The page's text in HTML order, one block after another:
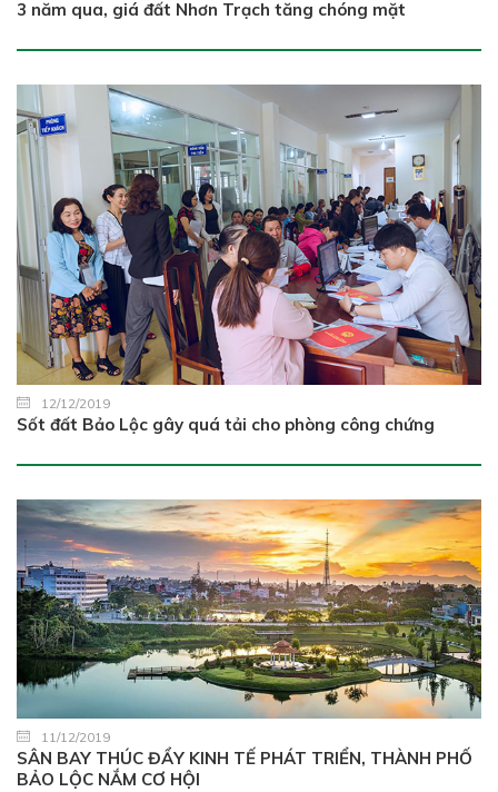
3 năm qua, giá đất Nhơn Trạch tăng chóng mặt
12/12/2019
Sốt đất Bảo Lộc gây quá tải cho phòng công chứng
11/12/2019
SÂN BAY THÚC ĐẨY KINH TẾ PHÁT TRIỂN, THÀNH PHỐ
BẢO LỘC NẮM CƠ HỘI